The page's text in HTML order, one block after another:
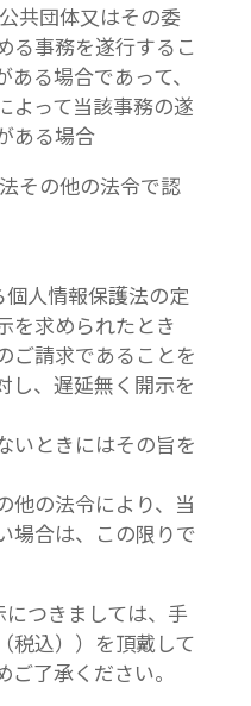
共団体又はその委
る事務を遂行するこ
る場合であって、
よって当該事務の遂
ある場合
その他の法令で認
人情報保護法の定
を求められたとき
ご請求であることを
し、遅延無く開示を
いときにはその旨を
他の法令により、当
場合は、この限りで
つきましては、手
税込））を頂戴して
了承ください。